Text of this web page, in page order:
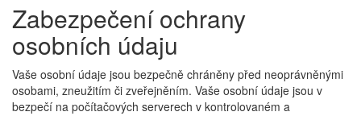
Zabezpečení ochrany
osobních údaju
Vaše osobní údaje jsou bezpečně chráněny před neoprávněnými
osobami, zneužitím či zveřejněním. Vaše osobní údaje jsou v
bezpečí na počítačových serverech v kontrolovaném a